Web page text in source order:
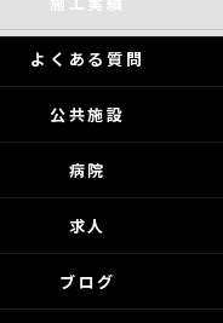
よくある質問
公共施設
病院
求人
ブログ